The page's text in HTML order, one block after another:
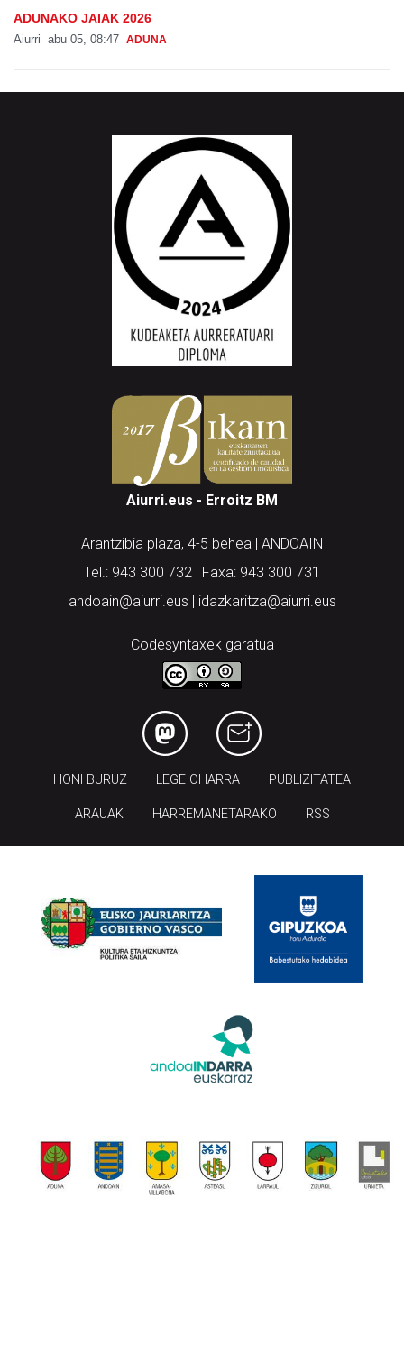
ADUNAKO JAIAK 2026
Aiurri abu 05, 08:47 ADUNA
Aiurri.eus - Erroitz BM
Arantzibia plaza, 4-5 behea | ANDOAIN
Tel.: 943 300 732 | Faxa: 943 300 731
andoain@aiurri.eus | idazkaritza@aiurri.eus
Codesyntaxek garatua
HONI BURUZ LEGE OHARRA PUBLIZITATEA
ARAUAK HARREMANETARAKO RSS